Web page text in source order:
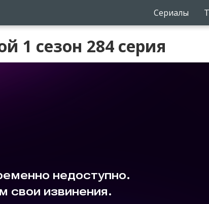
Сериалы
1 сезон 284 серия